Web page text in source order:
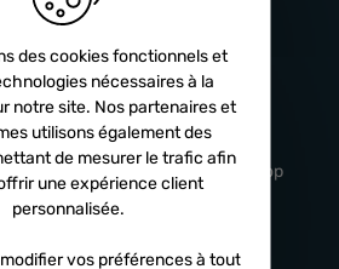
Service client
professionnel
De 8h à 17h Non-stop
des cookies fonctionnels et
nécessaires à la
notre site. Nos partenaires et
utilisons également des
de mesurer le trafic afin
une expérience client
personnalisée.
vos préférences à tout